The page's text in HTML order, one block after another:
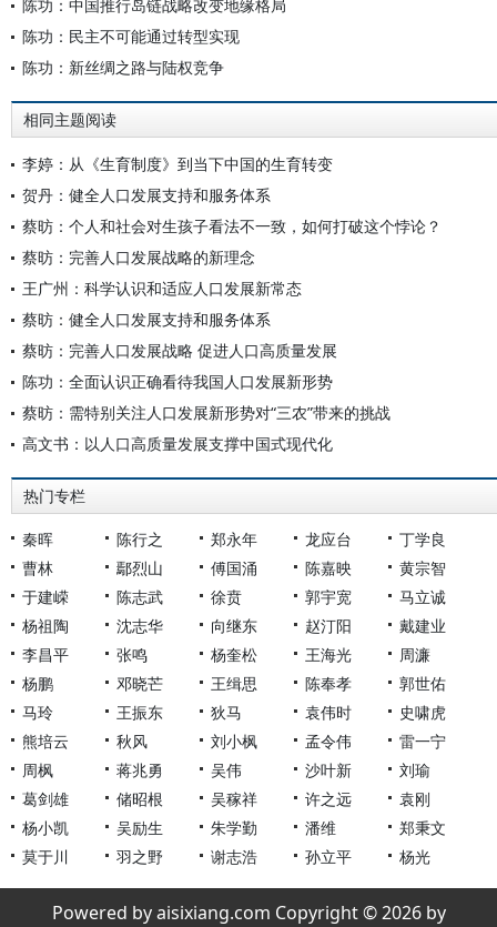
陈功：中国推行岛链战略改变地缘格局
陈功：民主不可能通过转型实现
陈功：新丝绸之路与陆权竞争
相同主题阅读
李婷：从《生育制度》到当下中国的生育转变
贺丹：健全人口发展支持和服务体系
蔡昉：个人和社会对生孩子看法不一致，如何打破这个悖论？
蔡昉：完善人口发展战略的新理念
王广州：科学认识和适应人口发展新常态
蔡昉：健全人口发展支持和服务体系
蔡昉：完善人口发展战略 促进人口高质量发展
陈功：全面认识正确看待我国人口发展新形势
蔡昉：需特别关注人口发展新形势对“三农”带来的挑战
高文书：以人口高质量发展支撑中国式现代化
热门专栏
秦晖 陈行之 郑永年 龙应台
丁学良
曹林
鄢烈山 傅国涌 陈嘉映
黄宗智
于建嵘
陈志武 徐贲 郭宇宽
马立诚
杨祖陶
沈志华 向继东 赵汀阳
戴建业
李昌平
张鸣 杨奎松 王海光
周濂
杨鹏
邓晓芒 王缉思 陈奉孝
郭世佑
马玲
王振东 狄马 袁伟时
史啸虎
熊培云
秋风 刘小枫 孟令伟
雷一宁
周枫
蒋兆勇 吴伟 沙叶新
刘瑜
葛剑雄
储昭根 吴稼祥 许之远
袁刚
杨小凯
吴励生 朱学勤 潘维
郑秉文
莫于川
羽之野 谢志浩 孙立平 杨光
Powered by aisixiang.com Copyright © 2026 by